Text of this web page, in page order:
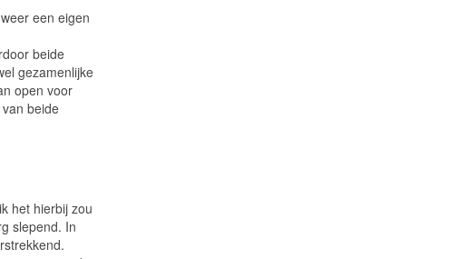
een eigen
beide
gezamenlijke
open voor
beide
het hierbij zou
slepend. In